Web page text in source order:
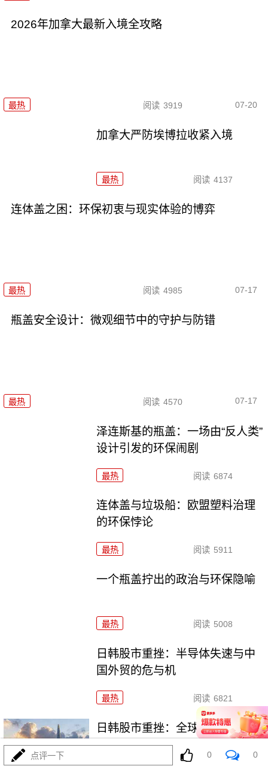
2026年加拿大最新入境全攻略
最热 阅读 3919 07-20
加拿大严防埃博拉收紧入境
最热 阅读 4137
连体盖之困：环保初衷与现实体验的博弈
最热 阅读 4985 07-17
瓶盖安全设计：微观细节中的守护与防错
最热 阅读 4570 07-17
泽连斯基的瓶盖：一场由“反人类”
设计引发的环保闹剧
最热 阅读 6874
连体盖与垃圾船：欧盟塑料治理
的环保悖论
最热 阅读 5911
一个瓶盖拧出的政治与环保隐喻
最热 阅读 5008
日韩股市重挫：半导体失速与中
国外贸的危与机
最热 阅读 6821
日韩股市重挫：全球资本市场的
多米诺骨牌效应
点评一下 0 0